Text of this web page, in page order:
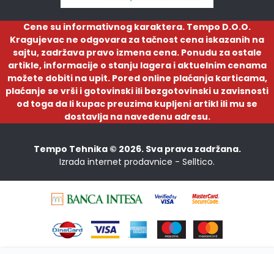
Cene su informativnog karaktera. Tempo D.O.O.
Kragujevac ne odgovara za tačnost cena iskazanih na
sajtu, zadržava pravo izmena cena. Ponudu za ostale
artikle, informacije o stanju lagera i aktuelnim cenama
možete dobiti na upit. Pored online plaćanja karticama,
plaćanje se vrši i gotovinski ili bezgotovinski u zavisnosti
od toga da li kupac preuzima kupljeni artikl ili mu se
dostavlja na navedenu adresu.
Tempo Tehnika © 2026. Sva prava zadržana.
Izrada internet prodavnice - Selltico.